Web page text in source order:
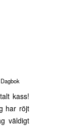
Dagbok
kass!
har röjt
väldigt